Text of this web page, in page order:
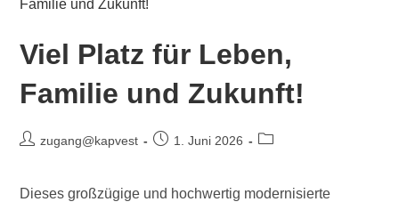
Viel Platz für Leben,
Familie und Zukunft!
zugang@kapvest 1. Juni 2026
Dieses großzügige und hochwertig modernisierte